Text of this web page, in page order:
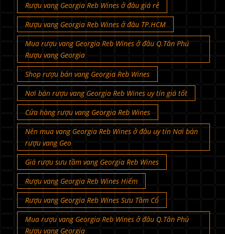
Rượu vang Georgia Reb Wines ở đâu giá rẻ
Rượu vang Georgia Reb Wines ở đâu TP.HCM
Mua rượu vang Georgia Reb Wines ở đâu Q.Tân Phú
Rượu vang Georgia
Shop rượu bán vang Georgia Reb Wines
Nơi bán rượu vang Georgia Reb Wines uy tín giá tốt
Cửa hàng rượu vang Georgia Reb Wines
Nên mua vang Georgia Reb Wines ở đâu uy tín Nơi bán
rượu vang Geo
Giá rượu sưu tầm vang Georgia Reb Wines
Rượu vang Georgia Reb Wines Hiếm
Rượu vang Georgia Reb Wines Sưu Tầm Cổ
Mua rượu vang Georgia Reb Wines ở đâu Q.Tân Phú
Rượu vang Georgia